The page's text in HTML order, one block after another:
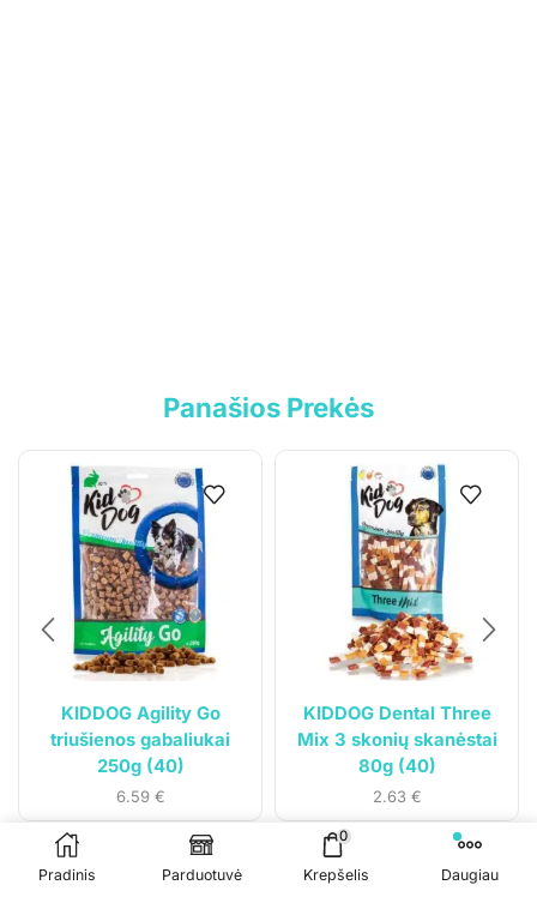
Panašios Prekės
KIDDOG Agility Go
triušienos gabaliukai
250g (40)
6.59 €
KIDDOG Dental Three
Mix 3 skonių skanėstai
80g (40)
2.63 €
Mano paskyra
Siuntos sekimas
© 2023Gyvūnų svajonė . Visos teisės saugomos.
Sprendimas: Čypas.lt
Pradinis Parduotuvė
0
Krepšelis Daugiau